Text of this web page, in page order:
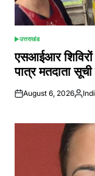
POSTED
IN
उत्तराखंड
एसआईआर शिविरों
पात्र मतदाता
August 6, 2026